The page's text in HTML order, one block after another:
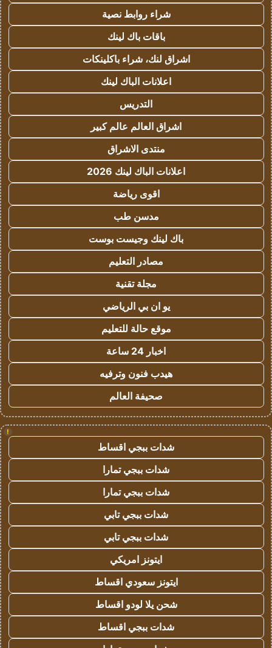
شراء روابط نصية
باقات باك لينك
اشراق لنك، شراء باكلينكات
اعلانات الباك لينك
التدريس
اشراق العالم عالم كبير
منتدى الاشراق
اعلانات الباك لينك 2026
اقوى رياضة
مدسن طب
باك لينك وجيست بوست
مصادر التعليم
مجلة تقنية
يو ان بي الرياضي
موقع حالة للتعليم
اخبار 24 ساعة
هيدب فنون وترفيه
صحيفة العالم
!
شدات ببجي اقساط
شدات ببجي تمارا
شدات ببجي تمارا
شدات ببجي تابي
شدات ببجي تابي
ايتونز امريكي
ايتونز سعودي اقساط
شحن يلا لودو اقساط
شدات ببجي اقساط